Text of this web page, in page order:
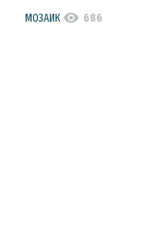
МОЗАИК visibility 686